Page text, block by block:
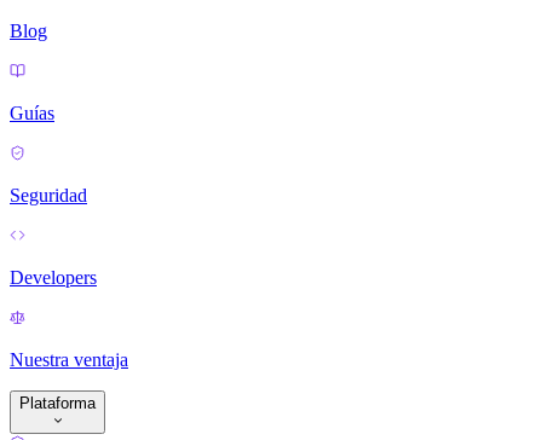
Blog
Guías
Seguridad
Developers
Nuestra ventaja
Plataforma